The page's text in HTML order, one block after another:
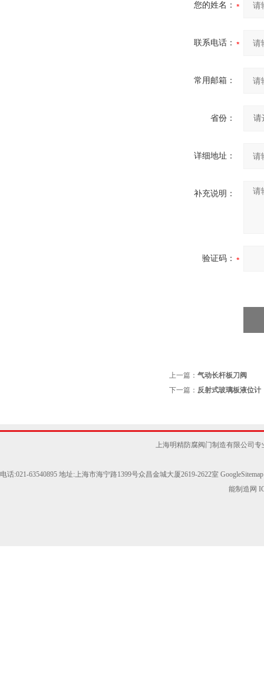
您的姓名：
联系电话：
常用邮箱：
省份：
详细地址：
补充说明：
验证码：
上一篇： 气动长杆板刀阀
下一篇： 反射式玻璃板液位计
上海明精防腐阀门制造有限公司
电话:021-63540895 地址:上海市海宁路1399号众昌金城大厦2619-2622室 GoogleSitemap
能制造网